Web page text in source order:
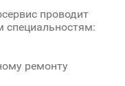
проводит
специальностям:
ремонту